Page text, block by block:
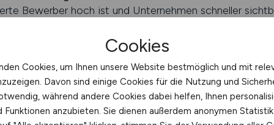
Bewerber hoch ist und Unternehmen schneller
schalten
offener Fragen für
Fragen ist für Arbeitgeber von hoher Bedeutung,
Cookies
Cookies, um Ihnen unsere Website bestmöglich und mit
Davon sind einige Cookies für die Nutzung und
während andere Cookies dabei helfen, Ihnen
Funktionen anzubieten. Sie dienen außerdem anonymen